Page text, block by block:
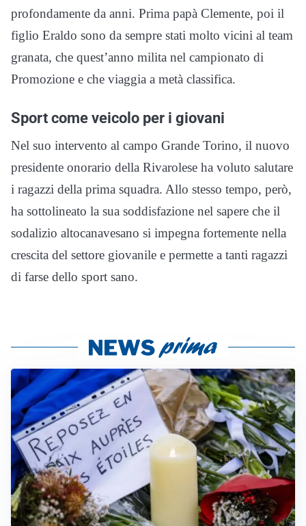
profondamente da anni. Prima papà Clemente, poi il
figlio Eraldo sono da sempre stati molto vicini al team
granata, che quest’anno milita nel campionato di
Promozione e che viaggia a metà classifica.
Sport come veicolo per i giovani
Nel suo intervento al campo Grande Torino, il nuovo
presidente onorario della Rivarolese ha voluto salutare
i ragazzi della prima squadra. Allo stesso tempo, però,
ha sottolineato la sua soddisfazione nel sapere che il
sodalizio altocanavesano si impegna fortemente nella
crescita del settore giovanile e permette a tanti ragazzi
di farse dello sport sano.